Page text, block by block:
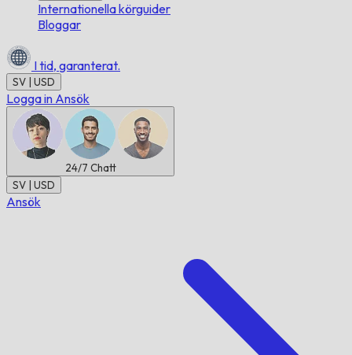
Internationella körguider
Bloggar
I tid, garanterat.
SV | USD
Logga in Ansök
24/7 Chatt
SV | USD
Ansök